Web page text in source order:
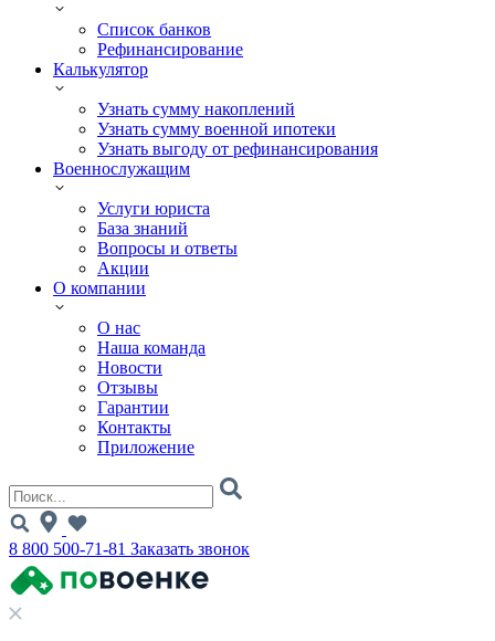
Список банков
Рефинансирование
Калькулятор
Узнать сумму накоплений
Узнать сумму военной ипотеки
Узнать выгоду от рефинансирования
Военнослужащим
Услуги юриста
База знаний
Вопросы и ответы
Акции
О компании
О нас
Наша команда
Новости
Отзывы
Гарантии
Контакты
Приложение
8 800 500-71-81 Заказать звонок